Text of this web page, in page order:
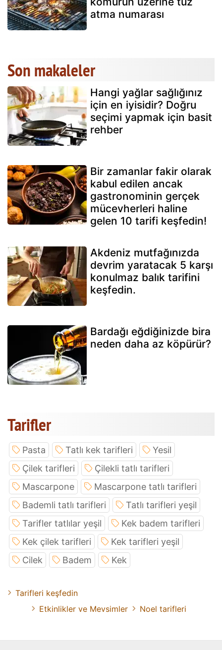
atma numarası
Son makaleler
Hangi yağlar sağlığınız
için en iyisidir? Doğru
seçimi yapmak için basit
rehber
Bir zamanlar fakir olarak
kabul edilen ancak
gastronominin gerçek
mücevherleri haline
gelen 10 tarifi keşfedin!
Akdeniz mutfağınızda
devrim yaratacak 5 karşı
konulmaz balık tarifini
keşfedin.
Bardağı eğdiğinizde bira
neden daha az köpürür?
Tarifler
Pasta Tatlı kek tarifleri
Yesil
Çilek tarifleri
Çilekli tatlı tarifleri
Mascarpone
Mascarpone tatlı tarifleri
Bademli tatlı tarifleri
Tatlı tarifleri yeşil
Tarifler tatlılar yeşil
Kek badem tarifleri
Kek çilek tarifleri
Kek tarifleri yeşil
Cilek
Badem Kek
Tarifleri keşfedin
Etkinlikler ve Mevsimler
Noel tarifleri